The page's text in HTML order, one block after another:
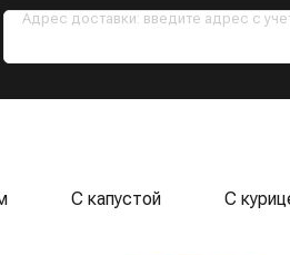
Адрес доставки: введите адрес с
С капустой С